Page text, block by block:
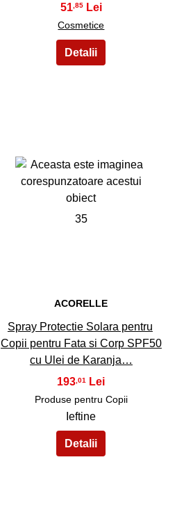
51,85
Cosmetice
35
ACORELLE
Spray Protectie Solara pentru
Copii pentru Fata si Corp SPF50
cu Ulei de Karanja…
193 ,01
Produse pentru Copii
Ieftine